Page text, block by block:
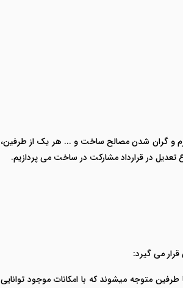
و گران شدن مصالح ساخت و ... هر یک از طرفین،
تعدیل در قرارداد مشارکت در ساخت می پردازیم.
می گیرد:
متوجه میشوند که با امکانات موجود توانایی